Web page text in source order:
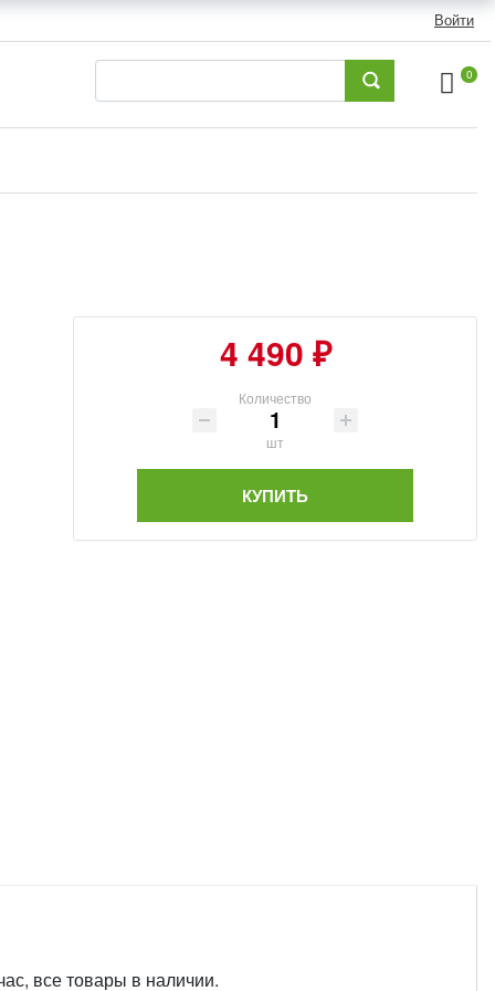
Войти
0
4 490 ₽
Количество
шт
КУПИТЬ
все товары в наличии.